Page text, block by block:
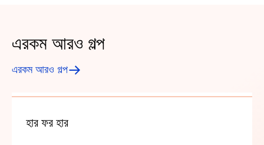
এরকম আরও গল্প
এরকম আরও গল্প
হার ফর হার